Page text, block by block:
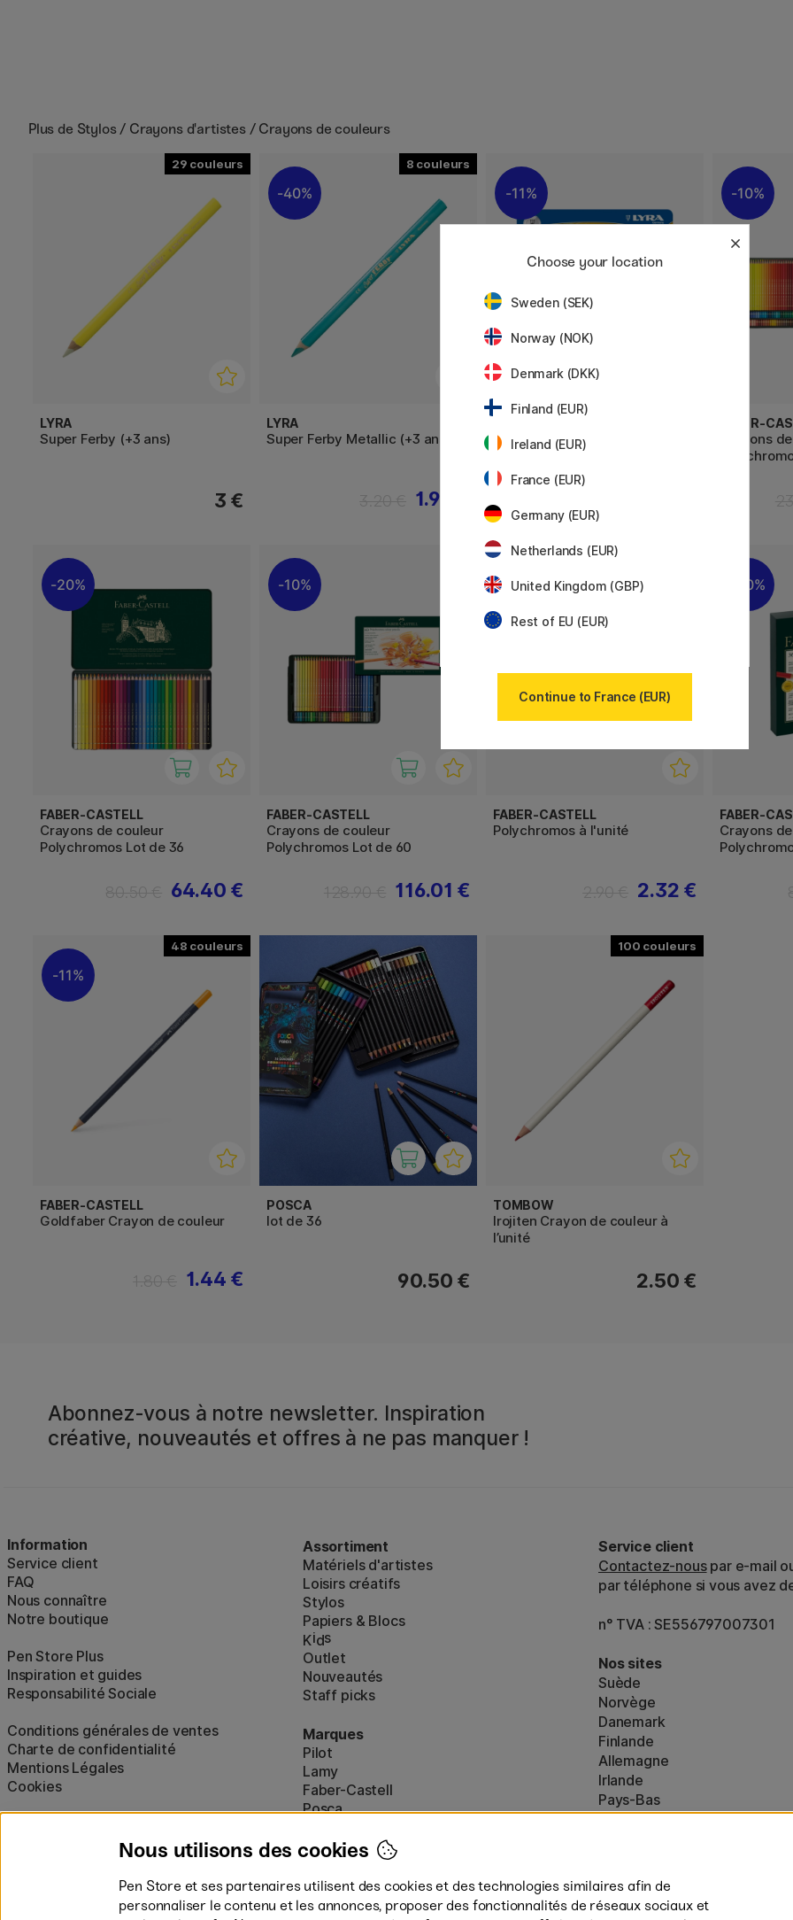
Plus de Stylos / Crayons d'artistes / Crayons de couleurs
29
LYRA
Super Ferby (+3 ans)
3 €
8
40%
LYRA
Super Ferby Metallic (+3 ans)
1.92 €
11%
Super Ferby (+3 ans) Lot de 18
10%
FABER-
Crayons
20%
FABER-CASTELL
Crayons de couleur
Polychromos Lot de 36
64.40 €
10%
FABER-CASTELL
Crayons de couleur
Polychromos Lot de 60
116.01 €
FABER-CASTELL
Polychromos à l'unité
2.32 €
20%
FABER-
Crayons
48
11%
FABER-CASTELL
Goldfaber Crayon de couleur
1.44 €
POSCA
lot de 36
90.50 €
100
TOMBOW
Irojiten Crayon de couleur à
l’unité
2.50 €
Abonnez-vous à notre newsletter. Inspiration
créative, nouveautés et offres à ne pas manquer !
Information
Service client
FAQ
Nous connaître
Notre boutique
Pen Store Plus
Inspiration et guides
Responsabilité Sociale
Conditions générales de ventes
Charte de confidentialité
Mentions Légales
Cookies
Assortiment
Matériels d'artistes
Loisirs créatifs
Stylos
Papiers & Blocs
Kids
Outlet
Nouveautés
Staff picks
Marques
Pilot
Lamy
Faber-Castell
Posca
Afficher toutes (160)
Service client
Contactez-nouspar e-mail
par téléphone si vous avez
n° TVA : SE556797007301
Nos sites
Suède
Norvège
Danemark
Finlande
Allemagne
Irlande
Pays-Bas
Royaume-Uni
* Des conditions de livraison
s’appliquent aux produits
Choose your location
Sweden (SEK)
Norway (NOK)
Denmark (DKK)
Finland (EUR)
Ireland (EUR)
France (EUR)
Germany (EUR)
Netherlands (EUR)
United Kingdom (GBP)
Rest of EU (EUR)
Continue to France (EUR)
Nous utilisons des cookies
Pen Store et ses partenaires utilisent des cookies et des technologies similaires afin de
personnaliser le contenu et les annonces, proposer des fonctionnalités de réseaux sociaux et